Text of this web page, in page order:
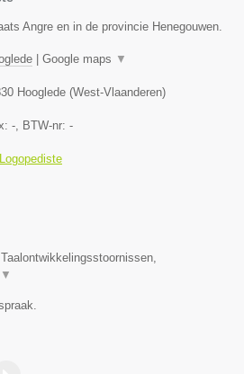
Angre en in de provincie Henegouwen.
| Google maps ▼
Hooglede (West-Vlaanderen)
- , BTW-nr: -
▼